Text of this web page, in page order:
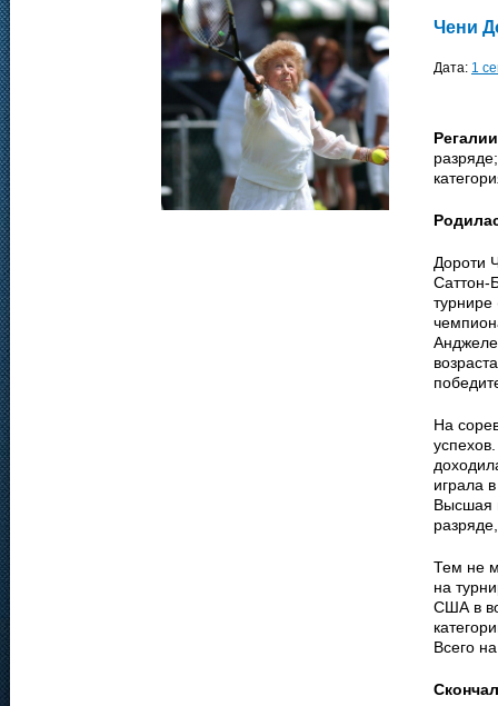
Чени
Дата: 1
Дороти
Саттон-
На
играла
Высшая
Тем не
на
США в
Всего